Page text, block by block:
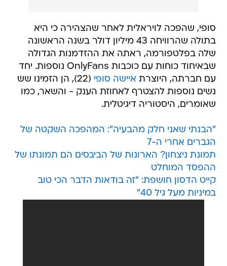
סופי, שהפכה לויראלית לאחר שהצהירה כי היא
בתולה שהרוויחה 43 מיליון דולר בשנה הראשונה
שלה בפלטפורמה, ראתה את ההזדמנות הגדולה
שבאיחוד כוחות עם כוכבות OnlyFans נוספות. יחד
עם חברתה, היוצרת איישה סופי
(22), הן הזמינו שש
נשים נוספות להצטרף לאחוזת הענק - והשאר, כמו
שאומרים, היסטוריה דיגיטלית.
"הבנתי שאני חלק מהבעיה": המהפכה השקטה של
הגברים אחרי ה-7
תמונת ניצחון? הארונות של הביבסים הם תמונתו של
ההפסד המוחלט
קייט הדסון חושפת: "זה בודאות הדבר הכי טוב
במיניות מעל גיל 40"